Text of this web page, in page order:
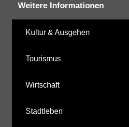
Weitere Informationen
Kultur & Ausgehen
Tourismus
Wirtschaft
Stadtleben